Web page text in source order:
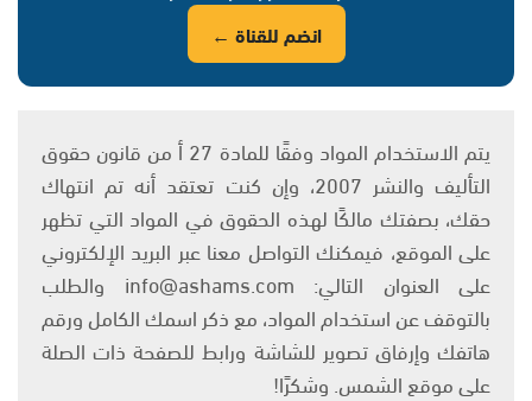
انضم للقناة ←
يتم الاستخدام المواد وفقًا للمادة 27 أ من قانون حقوق
التأليف والنشر 2007، وإن كنت تعتقد أنه تم انتهاك
حقك، بصفتك مالكًا لهذه الحقوق في المواد التي تظهر
على الموقع، فيمكنك التواصل معنا عبر البريد الإلكتروني
على العنوان التالي: info@ashams.com والطلب
بالتوقف عن استخدام المواد، مع ذكر اسمك الكامل ورقم
هاتفك وإرفاق تصوير للشاشة ورابط للصفحة ذات الصلة
على موقع الشمس. وشكرًا!